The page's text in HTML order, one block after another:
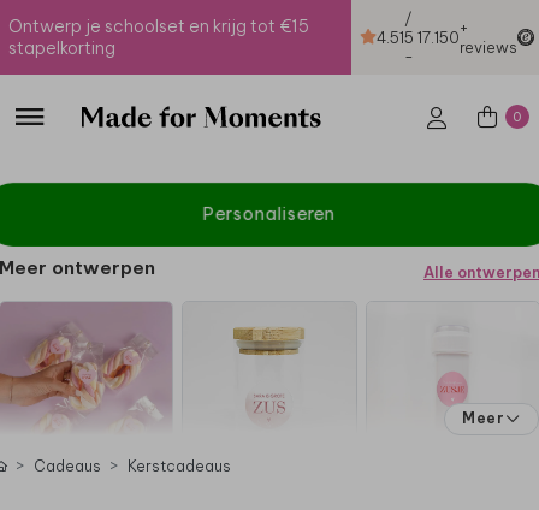
Ontwerp je schoolset en krijg tot €15
stapelkorting
4.51
/
5
-
17.150+
reviews
0
Personaliseren
Meer ontwerpen Alle ontwerpen
Meer
Cadeaus Kerstcadeaus